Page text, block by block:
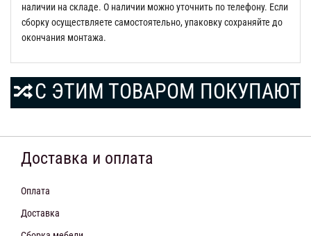
наличии на складе. О наличии можно уточнить по телефону. Если
сборку осуществляете самостоятельно, упаковку сохраняйте до
окончания монтажа.
С ЭТИМ ТОВАРОМ ПОКУПАЮТ
Доставка и оплата
Оплата
Доставка